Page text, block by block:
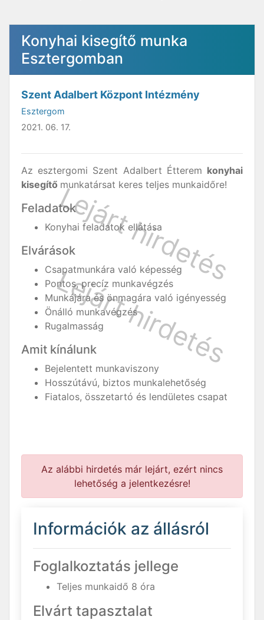
Konyhai kisegítő munka
Esztergomban
Szent Adalbert Központ Intézmény
Esztergom
2021. 06. 17.
Az esztergomi Szent Adalbert Étterem konyhai
kisegítő munkatársat keres teljes munkaidőre!
Feladatok
Konyhai feladatok ellátása
Elvárások
Csapatmunkára való képesség
Pontos, precíz munkavégzés
Munkájára és önmagára való igényesség
Önálló munkavégzés
Rugalmasság
Amit kínálunk
Bejelentett munkaviszony
Hosszútávú, biztos munkalehetőség
Fiatalos, összetartó és lendületes csapat
Az alábbi hirdetés már lejárt, ezért nincs
lehetőség a jelentkezésre!
Információk az állásról
Foglalkoztatás jellege
Teljes munkaidő 8 óra
Elvárt tapasztalat